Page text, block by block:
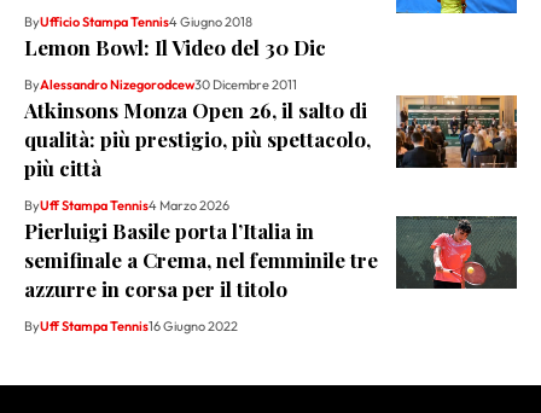
ByUfficio Stampa Tennis4 Giugno 2018
Lemon Bowl: Il Video del 30 Dic
ByAlessandro Nizegorodcew30 Dicembre 2011
Atkinsons Monza Open 26, il salto di
qualità: più prestigio, più spettacolo,
più città
ByUff Stampa Tennis4 Marzo 2026
Pierluigi Basile porta l’Italia in
semifinale a Crema, nel femminile tre
azzurre in corsa per il titolo
ByUff Stampa Tennis16 Giugno 2022